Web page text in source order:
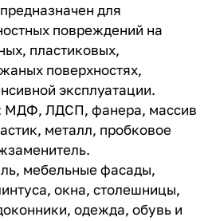
для
повреждений на
пластиковых,
поверхностях,
эксплуатации.
МДФ, ЛДСП, фанера, массив
металл, пробковое
мебельные фасады,
окна, столешницы,
одежда, обувь и